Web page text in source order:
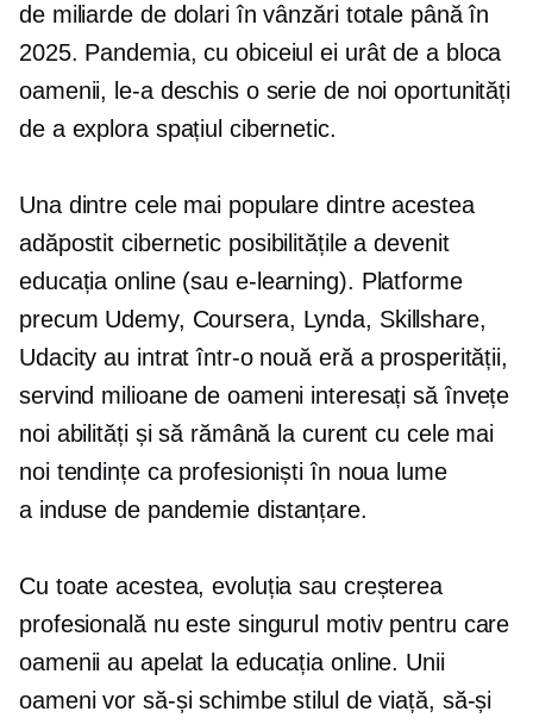
de miliarde de dolari în vânzări totale până în
2025. Pandemia, cu obiceiul ei urât de a bloca
oamenii, le-a deschis o serie de noi oportunități
de a explora spațiul cibernetic.
Una dintre cele mai populare dintre acestea
adăpostit cibernetic posibilitățile a devenit
educația online (sau e-learning). Platforme
precum Udemy, Coursera, Lynda, Skillshare,
Udacity au intrat într-o nouă eră a prosperității,
servind milioane de oameni interesați să învețe
noi abilități și să rămână la curent cu cele mai
noi tendințe ca profesioniști în noua lume
a induse de pandemie distanțare.
Cu toate acestea, evoluția sau creșterea
profesională nu este singurul motiv pentru care
oamenii au apelat la educația online. Unii
oameni vor să-și schimbe stilul de viață, să-și